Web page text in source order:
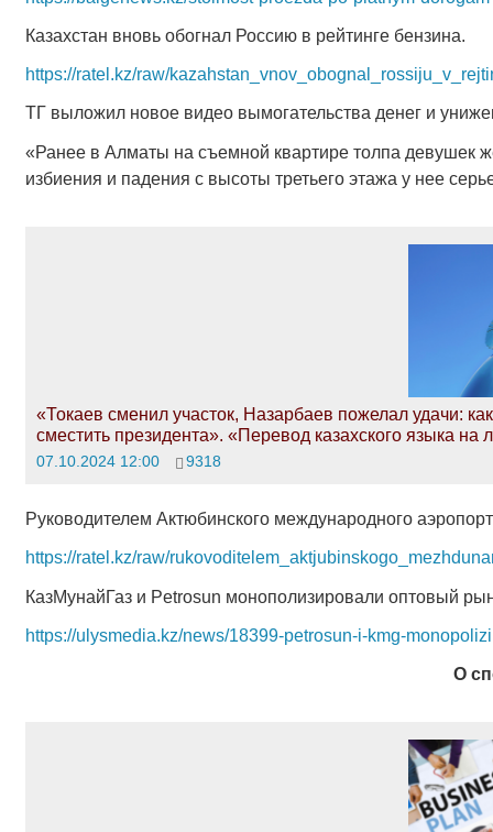
Казахстан вновь обогнал Россию в рейтинге бензина.
https://ratel.kz/raw/
ТГ выложил новое видео вымогательства денег и
«Ранее в Алматы на съемной квартире толпа девушек
избиения и падения с высоты третьего этажа у нее
«Токаев сменил участок, Назарбаев пожелал удачи:
сместить президента». «Перевод казахского языка
07.10.2024 12:00 9318
Руководителем Актюбинского международного
https://ratel.kz/raw/
КазМунайГаз и Petrosun монополизировали оптовый
https://ulysmedia.kz/news/18399-petrosun-i-kmg-
О